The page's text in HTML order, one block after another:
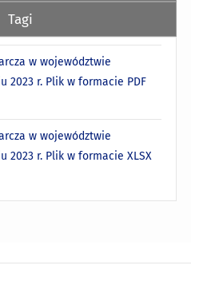
Tagi
w województwie
2023 r. Plik w formacie PDF
w województwie
2023 r. Plik w formacie XLSX